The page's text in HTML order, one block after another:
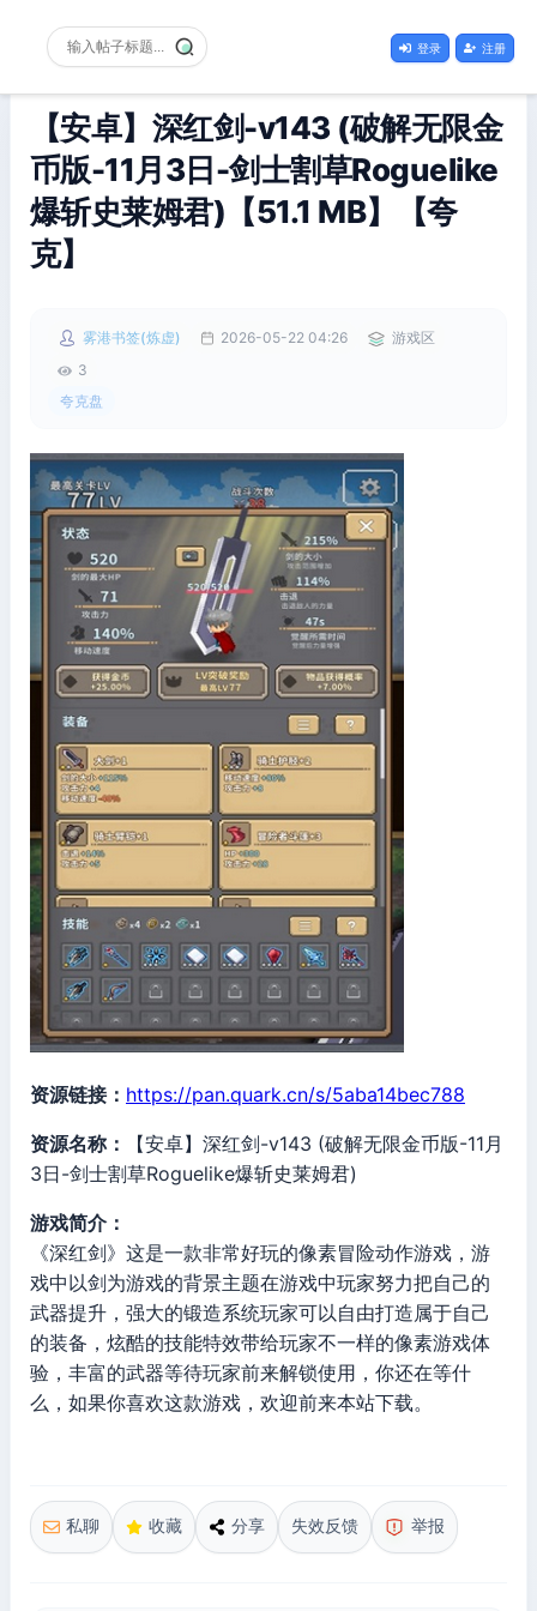
登录 注册
【安卓】深红剑-v143 (破解无限金
币版-11月3日-剑士割草Roguelike
爆斩史莱姆君)【51.1 MB】【夸
克】
雾港书签(炼虚) 2026-05-22 04:26
游戏区
3
夸克盘
资源链接： https://pan.quark.cn/s/5aba14bec788
资源名称：
【安卓】深红剑-v143 (破解无限金币版-11月
3日-剑士割草Roguelike爆斩史莱姆君)
游戏简介：
《深红剑》这是一款非常好玩的像素冒险动作游戏，游
戏中以剑为游戏的背景主题在游戏中玩家努力把自己的
武器提升，强大的锻造系统玩家可以自由打造属于自己
的装备，炫酷的技能特效带给玩家不一样的像素游戏体
验，丰富的武器等待玩家前来解锁使用，你还在等什
么，如果你喜欢这款游戏，欢迎前来本站下载。
私聊 收藏 分享 失效反馈 举报